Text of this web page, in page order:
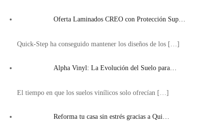
Oferta Laminados CREO con Protección Sup…
Quick-Step ha conseguido mantener los diseños de los […]
Alpha Vinyl: La Evolución del Suelo para…
El tiempo en que los suelos vinílicos solo ofrecían […]
Reforma tu casa sin estrés gracias a Qui…